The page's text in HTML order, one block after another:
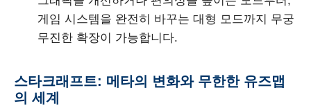
게임 시스템을 완전히 바꾸는 대형 모드까지 무궁
무진한 확장이 가능합니다.
스타크래프트: 메타의 변화와 무한한 유즈맵
의 세계